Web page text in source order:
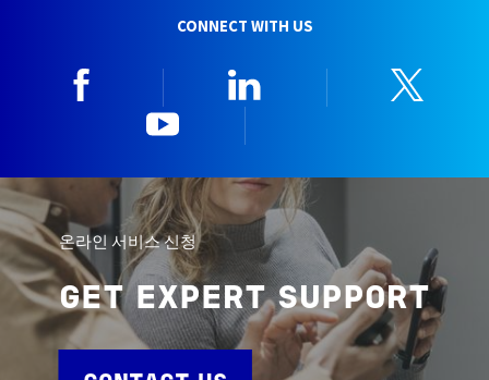
CONNECT WITH US
온라인 서비스 신청
GET EXPERT SUPPORT